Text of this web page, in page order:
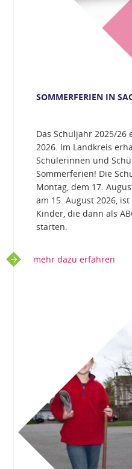
SOMMERFERIEN IN
Das Schuljahr 2025/26
2026. Im Landkreis
Schülerinnen und
Sommerferien! Die
Montag, dem 17.
am 15. August 2026,
Kinder, die dann als
starten.
mehr dazu erfahren